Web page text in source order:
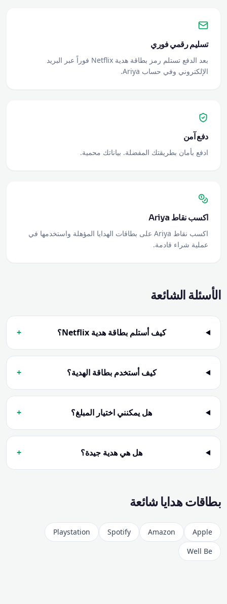
تسليم رقمي فوري
بعد الدفع تستلم رمز بطاقة هدية Netflix فوراً عبر البريد
الإلكتروني وفي حساب Ariya.
دفع آمن
ادفع بأمان بطريقتك المفضلة. بياناتك محمية.
اكسب نقاط Ariya
اكسب نقاط Ariya على بطاقات الهدايا المؤهلة واستخدمها في
عملية شراء قادمة.
الأسئلة الشائعة
كيف أستلم بطاقة هدية Netflix؟ +
كيف أستخدم بطاقة الهدية؟ +
هل يمكنني اختيار المبلغ؟ +
هل هي هدية جيدة؟ +
بطاقات هدايا شائعة
Apple
Amazon
Spotify
Playstation
Well Be